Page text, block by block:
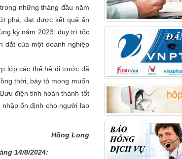
những tháng đầu năm
phá, đạt được kết quả ấn
kỳ năm 2023; duy trì tốc
dắt của một doanh nghiệp
lớp các thế hệ đi trước đã
thời, bày tỏ mong muốn
điện tỉnh hoàn thành tốt
ổn định cho người lao
Hồng Long
14/8/2024: